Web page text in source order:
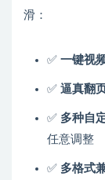
滑：
✅ 一键视
✅ 逼真翻
✅ 多种自
任意调整
✅ 多格式